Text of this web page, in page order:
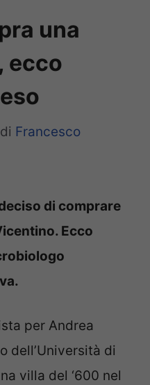
una
ecco
di Francesco
di comprare
Ecco
per Andrea
dell’Università di
villa del ‘600 nel